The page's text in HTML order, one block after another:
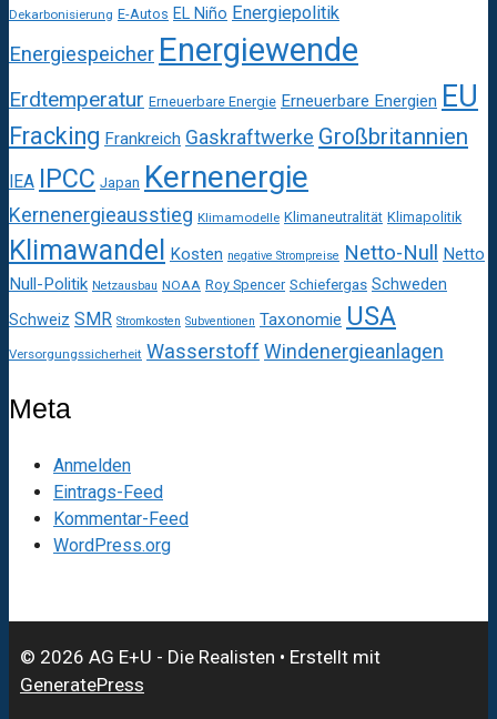
Dekarbonisierung E-Autos EL Niño Energiepolitik
Energiespeicher Energiewende
Erdtemperatur Erneuerbare Energie Erneuerbare Energien EU
Fracking Frankreich Gaskraftwerke Großbritannien
IEA IPCC Japan Kernenergie
Kernenergieausstieg Klimamodelle Klimaneutralität Klimapolitik
Klimawandel Kosten negative Strompreise Netto-Null Netto
Null-Politik Netzausbau NOAA Roy Spencer Schiefergas Schweden
Schweiz SMR Stromkosten Subventionen Taxonomie USA
Versorgungssicherheit Wasserstoff Windenergieanlagen
Meta
Anmelden
Eintrags-Feed
Kommentar-Feed
WordPress.org
© 2026 AG E+U - Die Realisten • Erstellt mit
GeneratePress